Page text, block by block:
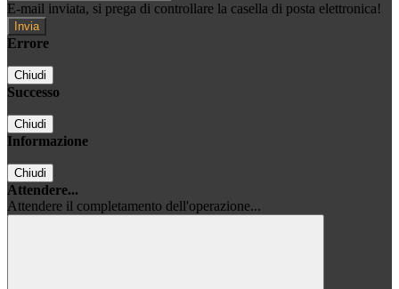
E-mail inviata, si prega di controllare la casella di posta elettronica!
Errore
Chiudi
Successo
Chiudi
Informazione
Chiudi
Attendere...
Attendere il completamento dell'operazione...